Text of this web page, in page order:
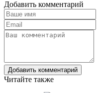
Добавить комментарий
Добавить комментарий
Читайте также